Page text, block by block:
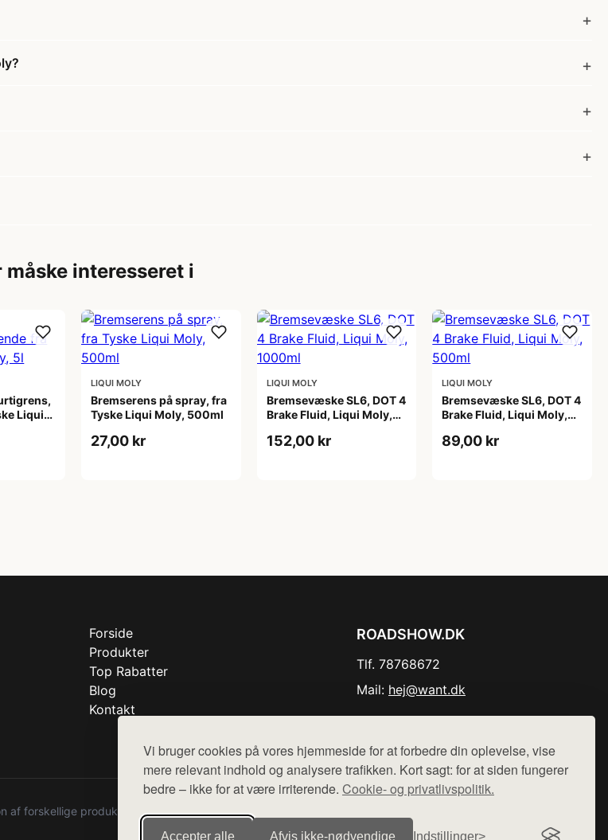
Vi bruger cookies på vores hjemmeside for at forbedre din oplevelse, vise
mere relevant indhold og analysere trafikken. Kort sagt: for at siden fungerer
bedre – ikke for at være irriterende. Cookie- og privatlivspolitik.
Accepter alle Afvis ikke‑nødvendige Indstillinger
måske interesseret i
Liqui
LIQUI MOLY
Bremserens på spray, fra
Tyske Liqui Moly, 500ml
27,00 kr
LIQUI MOLY
Bremsevæske SL6, DOT 4
Brake Fluid, Liqui Moly,
152,00 kr
LIQUI MOLY
Bremsevæske SL6, DOT 4
Brake Fluid, Liqui Moly,
89,00 kr
Forside
Produkter
Top Rabatter
Blog
Kontakt
ROADSHOW.DK
Tlf. 78768672
Mail: hej@want.dk
forskellige produkter fra diverse webshops. Der sælges ikke varer fra denne side - vi henviser til de shops,